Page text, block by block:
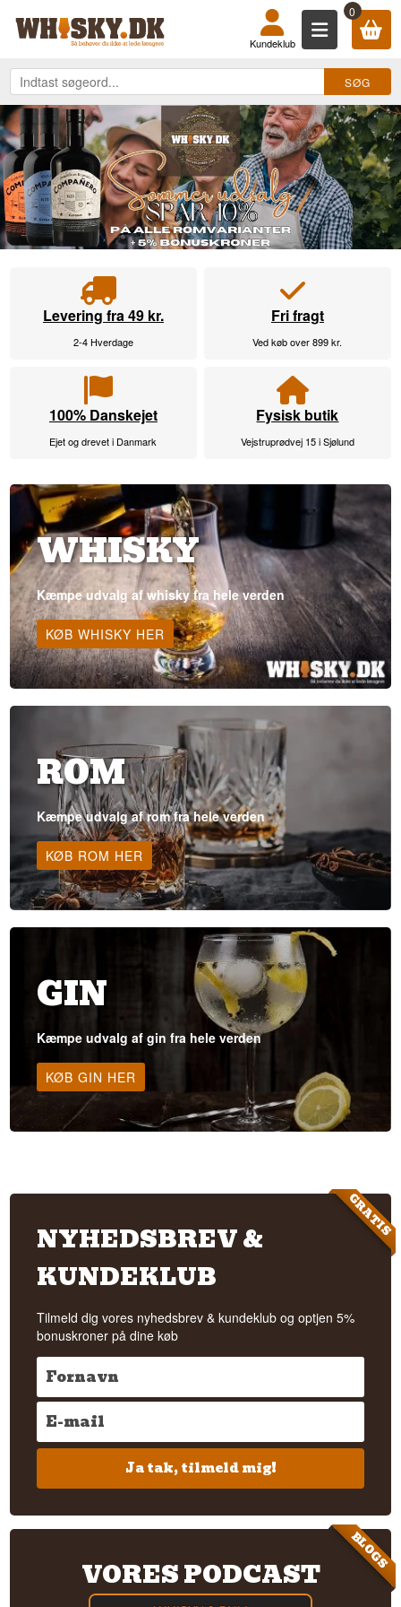
KØB DIN WHISKY, ROM, GIN, 0
Kundeklub
Levering fra 49 kr.
2-4 Hverdage
Fri fragt
Ved køb over 899 kr.
100% Danskejet
Ejet og drevet i Danmark
Fysisk butik
Vejstruprødvej 15 i Sjølund
WHISKY
Kæmpe udvalg af whisky fra hele verden
KØB WHISKY HER
ROM
Kæmpe udvalg af rom fra hele verden
KØB ROM HER
GIN
Kæmpe udvalg af gin fra hele verden
KØB GIN HER
GRATIS
NYHEDSBREV &
KUNDEKLUB
Tilmeld dig vores nyhedsbrev & kundeklub og optjen 5%
bonuskroner på dine køb
Ja tak, tilmeld mig!
BLOGS
VORES PODCAST